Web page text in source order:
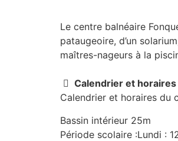
Le centre balnéaire
pataugeoire, d’un
maîtres-nageurs à la
Calendrier et horaires
Calendrier et horaires du
Bassin intérieur 25m
Période scolaire :Lundi :